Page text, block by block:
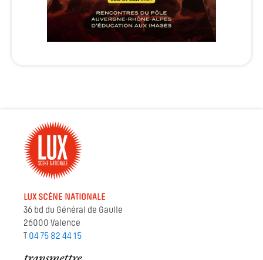
LUX SCÈNE NATIONALE
36 bd du Général de Gaulle
26000 Valence
T 04 75 82 44 15